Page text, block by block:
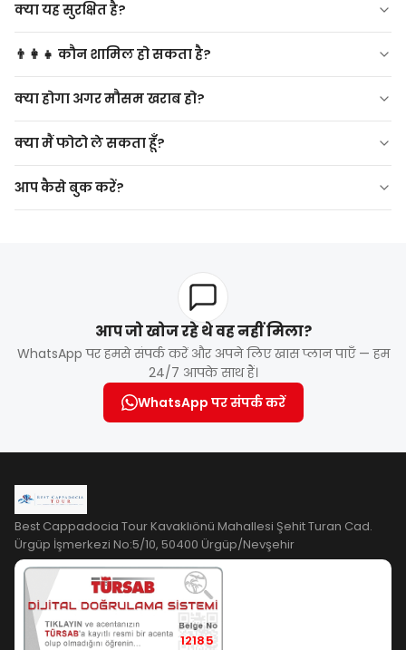
क्या यह सुरक्षित है?
👨‍👩‍👧 कौन शामिल हो सकता है?
ड्राइवर 18+, यात्री 12+. गर्भवती महिलाओं या गंभीर स्वास्थ्य समस्याओं
वाले लोगों के लिए अनुशंसित नहीं है।
क्या होगा अगर मौसम खराब हो?
क्या मैं फोटो ले सकता हूँ?
आप कैसे बुक करें?
आप जो खोज रहे थे वह नहीं मिला?
WhatsApp पर हमसे संपर्क करें और अपने लिए खास प्लान पाएँ — हम
24/7 आपके साथ हैं।
WhatsApp पर संपर्क करें
Best Cappadocia Tour Kavaklıönü Mahallesi Şehit Turan Cad.
Ürgüp İşmerkezi No:5/10, 50400 Ürgüp/Nevşehir
12185